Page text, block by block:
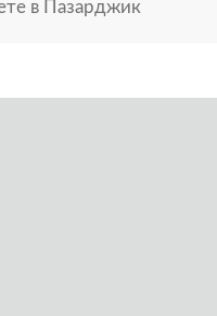
в Пазарджик